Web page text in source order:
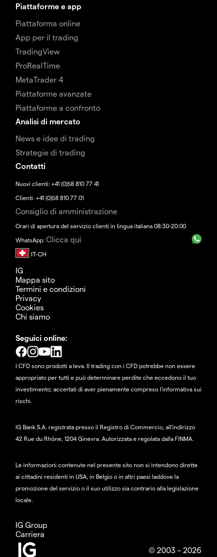
Piattaforme e app
Piattaforma online
App per il trading
TradingView
ProRealTime
MetaTrader 4
Piattaforme avanzate
Piattaforme a confronto
Analisi di mercato
News e idee di trading
Strategie di trading
Contatti
Nuovi clienti: +41 (0)58 810 77 41
Clienti: +41 (0)58 810 77 01
Consiglio di amministrazione
Orari di apertura del servizio clienti in lingua italiana 08:30-20:00
WhatsApp: Clicca qui
IG
Mappa sito
Termini e condizioni
Privacy
Cookies
Chi siamo
Seguici online:
I CFD sono prodotti a leva. Il trading con i CFD potrebbe non essere
appropriato per tutti e può determinare perdite che eccedono il tuo
investimento; accertati di aver pienamente compreso l'informativa sui
rischi.
IG Bank S.A. registrata presso il Registro di Commercio, all'indirizzo
42 Rue du Rhône, 1204 Ginevra. Autorizzata e regolata dalla FINMA.
Le informazioni contenute nel presente sito non si intendono dirette
ai cittadini residenti in USA, in Belgio o in altri paesi laddove la
promozione del servizio o il suo utilizzo sia contrario alla legislazione
locale.
IG Group
Carriera
© 2003 – 2026